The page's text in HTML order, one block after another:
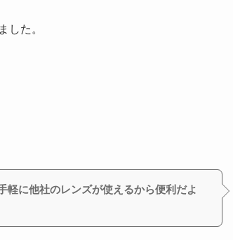
した。
軽に他社のレンズが使えるから便利だよ